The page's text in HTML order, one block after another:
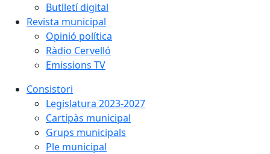
Butlletí digital
Revista municipal
Opinió política
Ràdio Cervelló
Emissions TV
Consistori
Legislatura 2023-2027
Cartipàs municipal
Grups municipals
Ple municipal